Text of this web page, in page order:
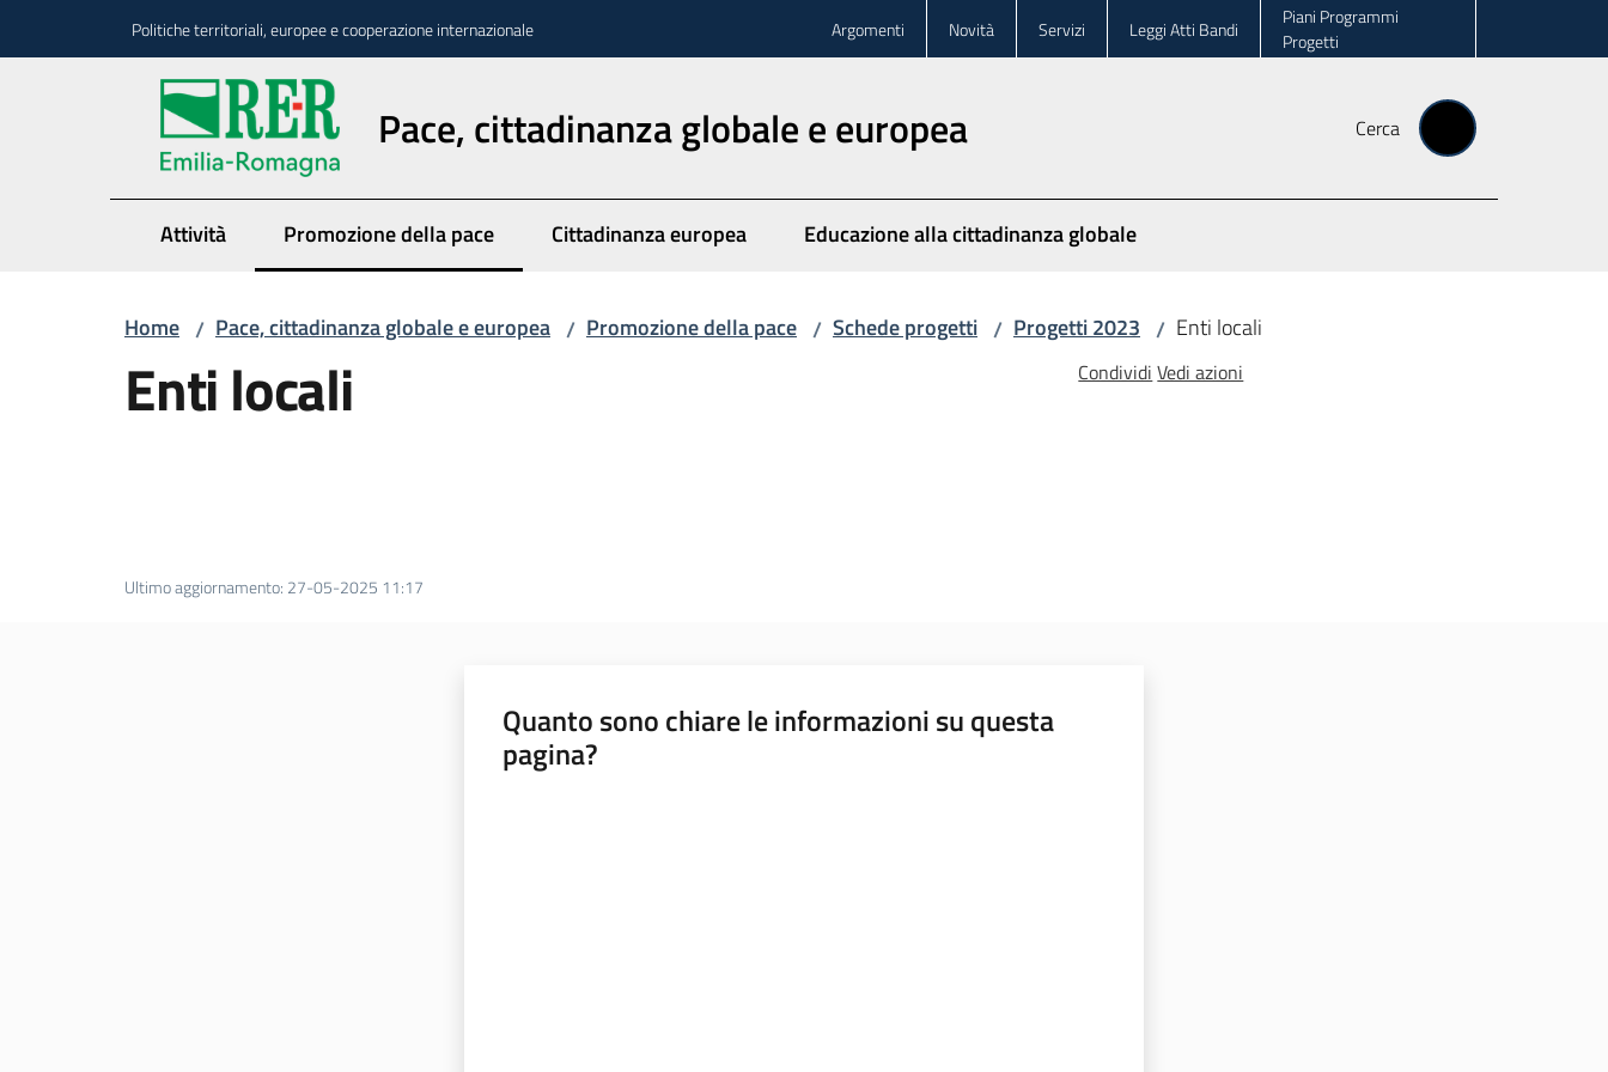
Politiche territoriali, europee e cooperazione internazionale Argomenti Novità Servizi Leggi Atti Bandi
Piani Programmi
Progetti
Pace, cittadinanza globale e europea Cerca
Attività Promozione della pace
Menu selezionato Cittadinanza europea Educazione alla cittadinanza globale
Home / Pace, cittadinanza globale e europea / Promozione della pace / Schede progetti / Progetti 2023 / Enti locali
Enti locali Condividi Vedi azioni
Ultimo aggiornamento: 27-05-2025 11:17
Quanto sono chiare le informazioni su questa
pagina?